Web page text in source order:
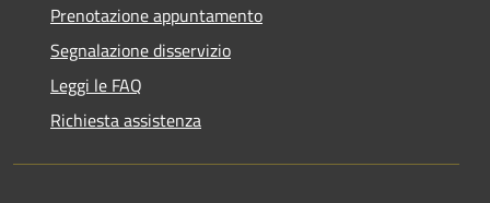
Prenotazione appuntamento
Segnalazione disservizio
Leggi le FAQ
Richiesta assistenza